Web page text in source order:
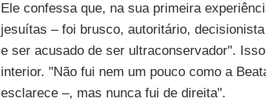
Ele confessa que, na sua primeira
jesuítas – foi brusco, autoritário,
e ser acusado de ser ultraconservador".
interior. "Não fui nem um pouco como a
esclarece –, mas nunca fui de direita".